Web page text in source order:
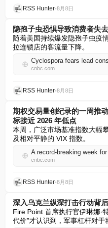
RSS Hunter•8月8日
隐孢子虫恐惧导致消费者失
随着美国持续爆发隐孢子虫疫
拉连锁店的客流量下降。
cnbc.com
RSS Hunter•8月8日
期权交易量创纪录的一周推
标接近 2026 年低点
本周，广泛市场基准指数大幅
及相对平静的 VIX 指数。
cnbc.com
RSS Hunter•8月8日
深入乌克兰纵深打击行动背
Fire Point 首席执行官伊琳娜·
代价”才认识到，军事杠杆对于